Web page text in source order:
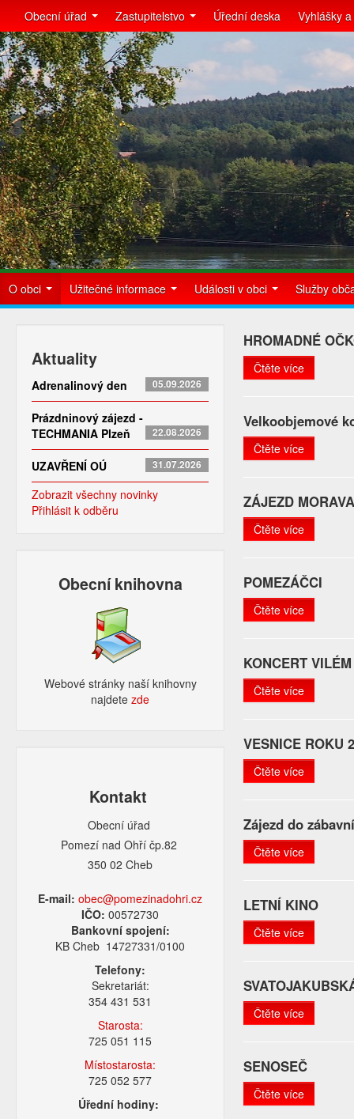
Obecní úřad Zastupitelstvo Úřední deska Vyhlášky
O obci Užitečné informace Události v obci Služby
Aktuality
Adrenalinový den 05.09.2026
Prázdninový zájezd -
TECHMANIA Plzeň
22.08.2026
UZAVŘENÍ OÚ 31.07.2026
Zobrazit všechny novinky
Přihlásit k odběru
Obecní knihovna
Webové stránky naší knihovny
najdetezde​
Kontakt
Obecní úřad
Pomezí nad Ohří čp.82
350 02 Cheb
E-mail: obec@pomezinadohri.cz
IČO:00572730
Bankovní spojení:
KB Cheb 14727331/0100
Telefony:
Sekretariát:
354 431 531
Starosta:
725 051 115
Místostarosta:
725 052 577
Úřední hodiny:
HROMADNÉ
Čtěte více
Velkoobjemové
Čtěte více
ZÁJEZD
Čtěte více
POMEZÁČCI
Čtěte více
KONCERT
Čtěte více
VESNICE ROKU
Čtěte více
Zájezd do
Čtěte více
LETNÍ KINO
Čtěte více
Čtěte více
SENOSEČ
Čtěte více